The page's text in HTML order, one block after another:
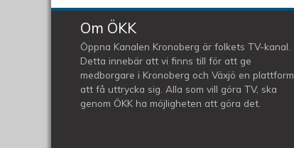
Om ÖKK
Öppna Kanalen Kronoberg är folkets TV-kanal.
Detta innebär att vi finns till för att ge
medborgare i Kronoberg och Växjö en plattform
att få uttrycka sig. Alla som vill göra TV, ska
genom ÖKK ha möjligheten att göra det.